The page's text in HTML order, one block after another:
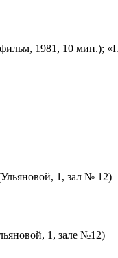
1981, 10 мин.);
1, зал № 12)
1, зале №12)